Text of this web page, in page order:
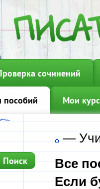
сочинений
пособий Мои
—
Все
Если